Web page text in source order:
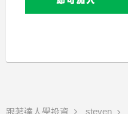
跟著達人學投資 steven